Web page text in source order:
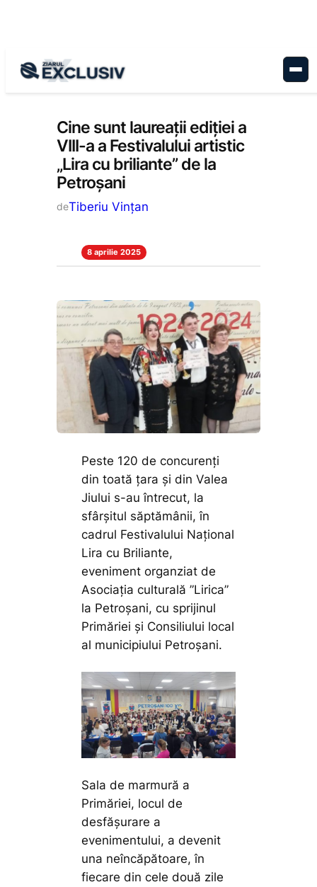
Educație, Stiri la zi
Cine sunt laureații ediției a
VIII-a a Festivalului artistic
„Lira cu briliante” de la
Petroșani
deTiberiu Vințan
8 aprilie 2025
Peste 120 de concurenți
din toată țara și din Valea
Jiului s-au întrecut, la
sfârșitul săptămânii, în
cadrul Festivalului Național
Lira cu Briliante,
eveniment organziat de
Asociația culturală ”Lirica”
la Petroșani, cu sprijinul
Primăriei și Consiliului local
al municipiului Petroșani.
Sala de marmură a
Primăriei, locul de
desfășurare a
evenimentului, a devenit
una neîncăpătoare, în
fiecare din cele două zile